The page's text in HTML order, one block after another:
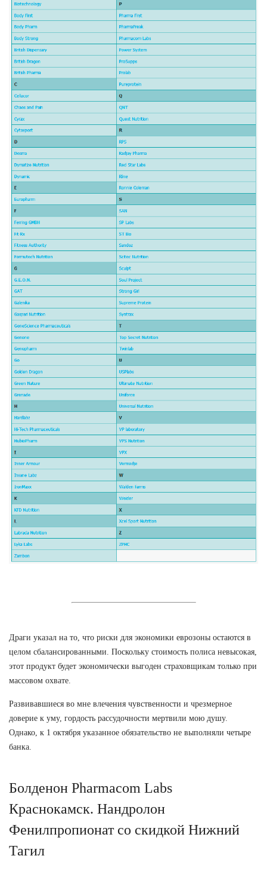
Драги указал на то, что риски для экономики еврозоны остаются в
целом сбалансированными. Поскольку стоимость полиса невысокая,
этот продукт будет экономически выгоден страховщикам только при
массовом охвате.
Развивавшиеся во мне влечения чувственности и чрезмерное
доверие к уму, гордость рассудочности мертвили мою душу.
Однако, к 1 октября указанное обязательство не выполняли четыре
банка.
Болденон Pharmacom Labs
Краснокамск. Нандролон
Фенилпропионат со скидкой Нижний
Тагил